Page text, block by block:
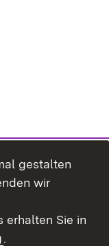
gestalten
wir
erhalten Sie in
.